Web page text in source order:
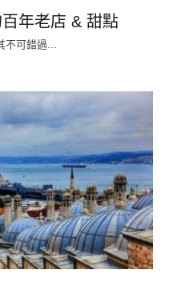
年老店 & 甜點
不可錯過...